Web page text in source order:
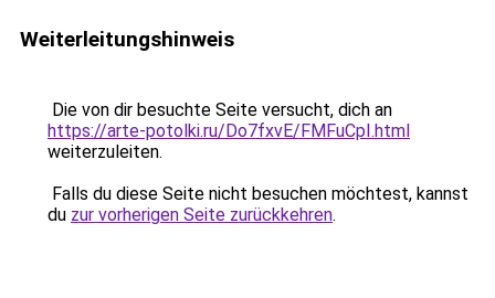
Weiterleitungshinweis
Die von dir besuchte Seite versucht, dich an
https://arte-potolki.ru/Do7fxvE/FMFuCpI.html
weiterzuleiten.
Falls du diese Seite nicht besuchen möchtest, kannst
du zur vorherigen Seite zurückkehren.